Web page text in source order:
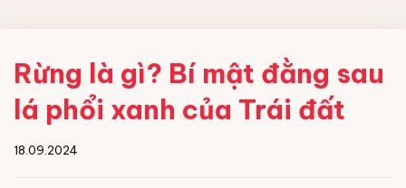
Rừng là gì? Bí mật đằng sau
lá phổi xanh của Trái đất
18.09.2024